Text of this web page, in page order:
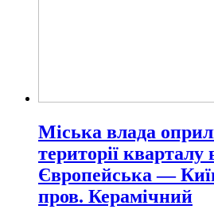
Міська влада
території кварталу
Європейська —
пров. Керамічний